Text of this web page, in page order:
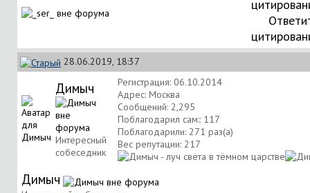
28.06.2019, 18:37
Димыч
Интересный
собеседник
Регистрация: 06.10.2014
Адрес: Москва
Сообщений: 2,295
Поблагодарил сам:: 117
Поблагодарили: 271 раз(а)
Вес репутации: 217
Димыч